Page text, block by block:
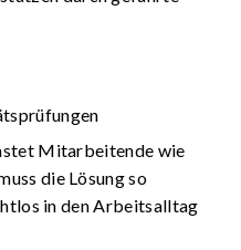
Mitarbeitende wie
die Lösung so
in den Arbeitsalltag